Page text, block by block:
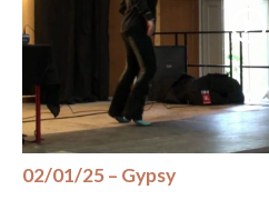
02/01/25 – Gypsy